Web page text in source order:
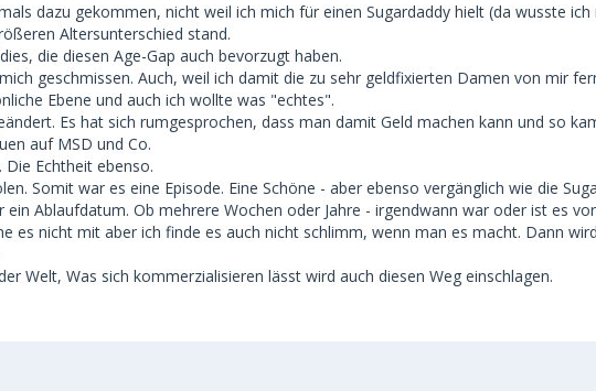
letzten 12 vielleicht waren es auch 13 jahre
so genau führe ich
und lieben gelernt das ist echt ein Privileg und dann stehst du da
du siehst das Sd geht immer mehr den Bach runter, das tut einfach
kann man sich abgrenzen aber ich versuche es auch darüber das
gebe, lieber übernehme ich dann spontan mal was oder helfe
rechnen kann. Und damit erreicht man schon das die art von
einen erst gar nicht wieder Daten wollen wenn sie das beim
überhaupt auf ein Kennenlernen einlassen.
die auch mehr suchen wie Sex gegen Geld.
weder Prostituierte noch Freier und mir ist es bewusst das man
großen Freierforum, es mittlerweile große Sugardating
dazu gekommen, nicht weil ich mich für einen Sugardaddy hielt (da wusste ich
Altersunterschied stand.
die diesen Age-Gap auch bevorzugt haben.
geschmissen. Auch, weil ich damit die zu sehr geldfixierten Damen von mir
Ebene und auch ich wollte was "echtes".
Es hat sich rumgesprochen, dass man damit Geld machen kann und so
auf MSD und Co.
Echtheit ebenso.
Somit war es eine Episode. Eine Schöne - aber ebenso vergänglich wie die
Ablaufdatum. Ob mehrere Wochen oder Jahre - irgendwann war oder ist es
es nicht mit aber ich finde es auch nicht schlimm, wenn man es macht. Dann
Welt, Was sich kommerzialisieren lässt wird auch diesen Weg einschlagen.